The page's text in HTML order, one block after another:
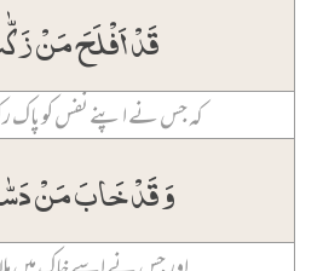
قَدۡ اَفۡلَحَ مَنۡ
کہ جس نے اپنے نفس کو پاک
وَ قَدۡ خَابَ مَنۡ